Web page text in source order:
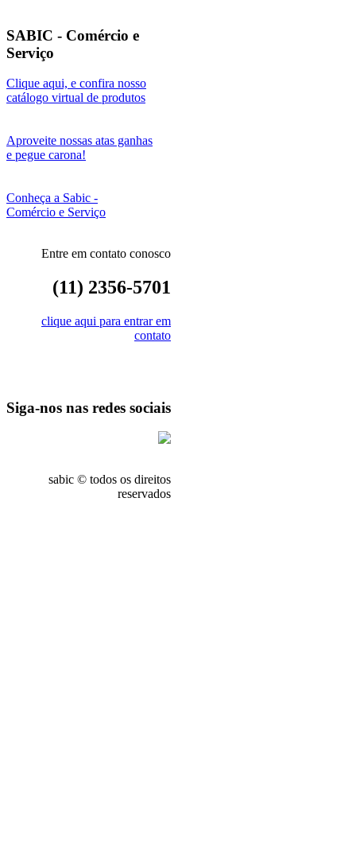
SABIC - Comércio e
Serviço
Clique aqui, e confira nosso
catálogo virtual de produtos
Aproveite nossas atas ganhas
e pegue carona!
Conheça a Sabic -
Comércio e Serviço
Entre em contato conosco
(11) 2356-5701
clique aqui para entrar em
contato
Siga-nos nas redes sociais
sabic © todos os direitos
reservados